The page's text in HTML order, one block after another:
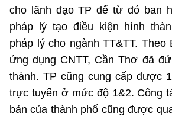
cho lãnh đạo TP để từ đó ban
pháp lý tạo điều kiện hình
pháp lý cho ngành TT&TT.
ứng dụng CNTT, Cần Thơ đã
thành. TP cũng cung cấp được
trực tuyến ở mức độ 1&2. Công
bản của thành phố cũng được